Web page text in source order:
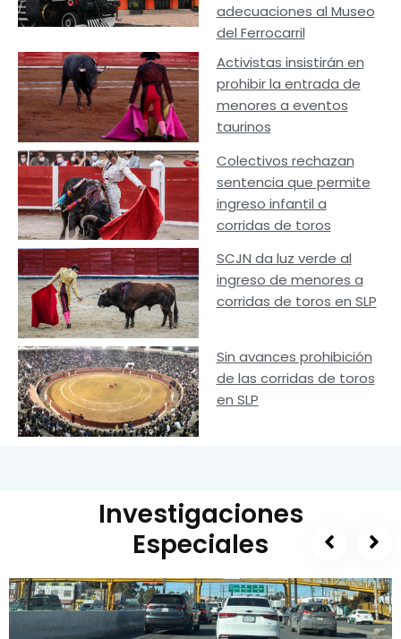
adecuaciones al Museo
del Ferrocarril
Activistas insistirán en
prohibir la entrada de
menores a eventos
taurinos
Colectivos rechazan
sentencia que permite
ingreso infantil a
corridas de toros
SCJN da luz verde al
ingreso de menores a
corridas de toros en SLP
Sin avances prohibición
de las corridas de toros
en SLP
Investigaciones
Especiales